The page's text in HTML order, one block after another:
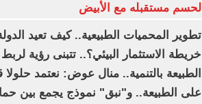
لحسم مستقبله مع الأبيض
تطوير المحميات الطبيعية.. كيف تعيد
خريطة الاستثمار البيئي؟.. تتبنى رؤية
الطبيعة بالتنمية.. منال عوض: نعتمد حلولا
على الطبيعة.. و"نبق" نموذج يجمع بين